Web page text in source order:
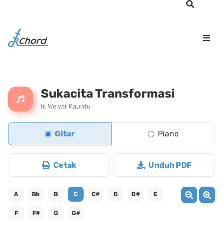
Sukacita Transformasi
Ir. Welyar Kauntu
Gitar Piano
Cetak Unduh PDF
A Bb B C C# D D# E
F F# G G#